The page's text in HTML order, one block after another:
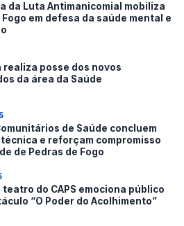
da Luta Antimanicomial mobiliza
Fogo em defesa da saúde mental e
realiza posse dos novos
da área da Saúde
de Saúde concluem
e reforçam compromisso
de Pedras de Fogo
do CAPS emociona público
“O Poder do Acolhimento”